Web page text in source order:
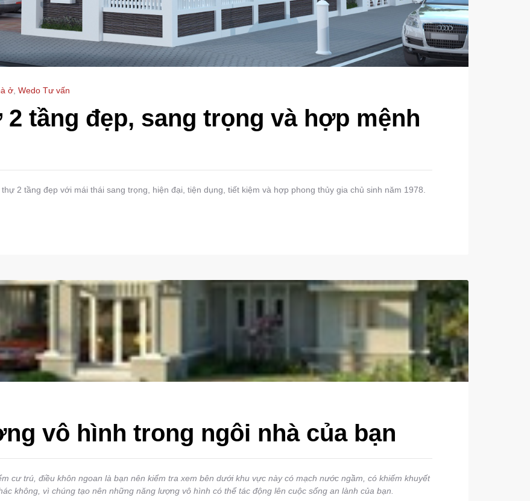
ở, Wedo Tư vấn
tầng đẹp, sang trọng và hợp mệnh
2 tầng đẹp với mái thái sang trọng, hiện đại, tiện dụng, tiết kiệm và hợp phong thủy gia chủ sinh năm 1978.
vô hình trong ngôi nhà của bạn
cư trú, điều khôn ngoan là bạn nên kiểm tra xem bên dưới khu vực này có mạch nước ngầm, có khiếm khuyết
không, vì chúng tạo nên những năng lượng vô hình có thể tác động lên cuộc sống an lành của bạn.